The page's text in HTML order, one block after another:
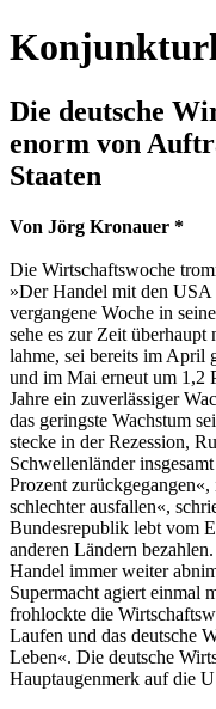
Die deutsche
enorm von
Staaten
Von Jörg Kronauer *
Die Wirtschaftswoche
»Der Handel mit den
vergangene Woche in
sehe es zur Zeit
lahme, sei bereits im April
und im Mai erneut um 1,2
Jahre ein zuverlässiger
das geringste Wachstum
stecke in der Rezession,
Schwellenländer
Prozent
schlechter ausfallen«,
Bundesrepublik lebt vom
anderen Ländern
Handel immer weiter
Supermacht agiert einmal
frohlockte die
Laufen und das deutsche
Leben«. Die deutsche
Hauptaugenmerk auf die